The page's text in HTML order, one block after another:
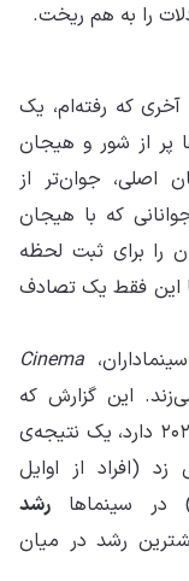
را به هم ریخت.
که رفته‌ام، یک
از شور و هیجان
اصلی، جوان‌تر از
که با هیجان
را برای ثبت لحظه
این فقط یک تصادف
Cinema
این گزارش که
نگاهی عمیق به رفتار تماشاگران در سال ۲۰۲۵ دارد، یک نتیجه‌ی
(افراد از اوایل
در سینماها رشد
رشد در میان